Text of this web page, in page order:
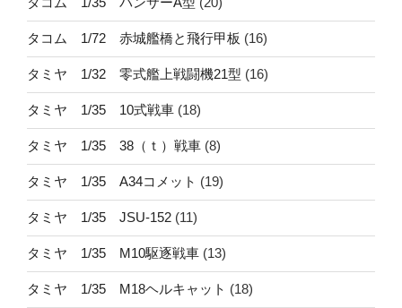
タコム 1/72 赤城艦橋と飛行甲板 (16)
タミヤ 1/32 零式艦上戦闘機21型 (16)
タミヤ 1/35 10式戦車 (18)
タミヤ 1/35 38（ｔ）戦車 (8)
タミヤ 1/35 A34コメット (19)
タミヤ 1/35 JSU-152 (11)
タミヤ 1/35 M10駆逐戦車 (13)
タミヤ 1/35 M18ヘルキャット (18)